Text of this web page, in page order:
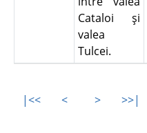
Cataloi şi
valea
Tulcei.
|<< < > >>|